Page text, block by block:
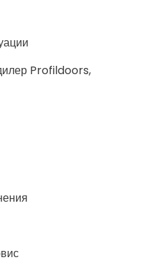
Profildoors,